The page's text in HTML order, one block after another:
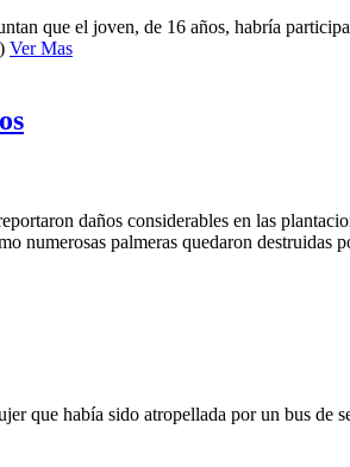
que el joven, de 16 años, habría
Ver Mas
daños considerables en las
numerosas palmeras quedaron destruidas
que había sido atropellada por un bus de